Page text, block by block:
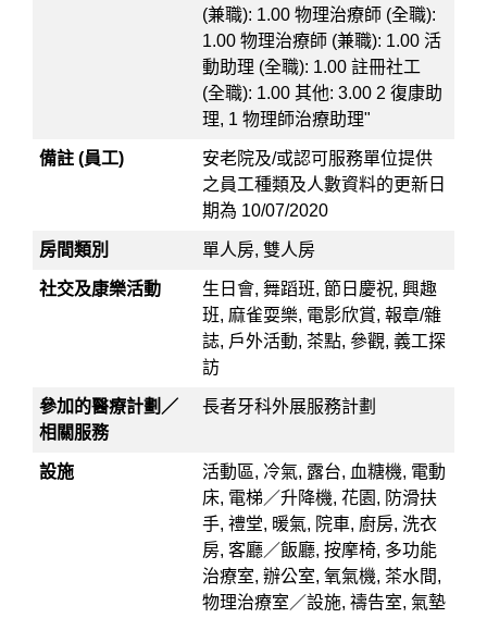
(兼職): 1.00 物理治療師 (全職):
1.00 物理治療師 (兼職): 1.00 活
動助理 (全職): 1.00 註冊社工
(全職): 1.00 其他: 3.00 2 復康助
理, 1 物理師治療助理"
備註 (員工)
安老院及/或認可服務單位提供
之員工種類及人數資料的更新日
期為 10/07/2020
房間類別 單人房, 雙人房
社交及康樂活動
生日會, 舞蹈班, 節日慶祝, 興趣
班, 麻雀耍樂, 電影欣賞, 報章/雜
誌, 戶外活動, 茶點, 參觀, 義工探
訪
參加的醫療計劃／
相關服務
長者牙科外展服務計劃
設施
活動區, 冷氣, 露台, 血糖機, 電動
床, 電梯／升降機, 花園, 防滑扶
手, 禮堂, 暖氣, 院車, 廚房, 洗衣
房, 客廳／飯廳, 按摩椅, 多功能
治療室, 辦公室, 氧氣機, 茶水間,
物理治療室／設施, 禱告室, 氣墊